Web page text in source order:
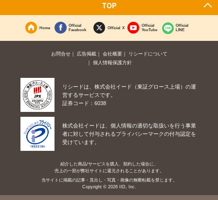
TOP
Home
Official
Facebook
Official X
Official
YouTube
Official
LINE
お問合せ 広告掲載 会社概要
リシードについて
個人情報保護方針
リシードは、株式会社イード（東証グロース上場）の運
営するサービスです。
証券コード：6038
株式会社イードは、個人情報の適切な取扱いを行う事業
者に対して付与されるプライバシーマークの付与認定を
受けています。
紹介した商品/サービスを購入、契約した場合に、
売上の一部が弊社サイトに還元されることがあります。
当サイトに掲載の記事・見出し・写真・画像の無断転載を禁じます。
Copyright © 2026 IID, Inc.